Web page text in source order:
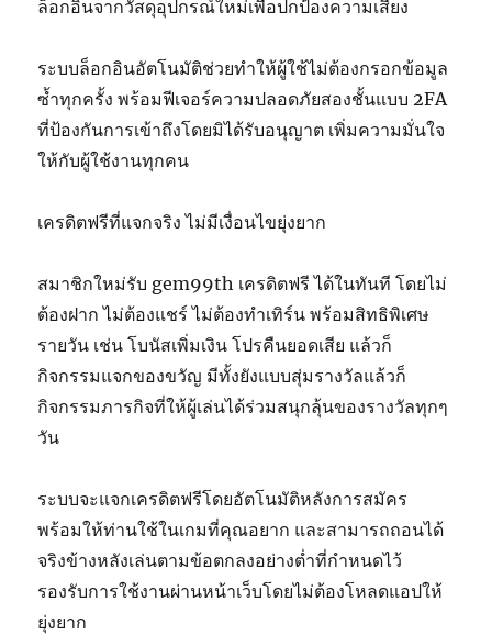
ล็อกอินจากวัสดุอุปกรณ์ใหม่เพื่อปกป้องความเสี่ยง
ระบบล็อกอินอัตโนมัติช่วยทำให้ผู้ใช้ไม่ต้องกรอกข้อมูล
ซ้ำทุกครั้ง พร้อมฟีเจอร์ความปลอดภัยสองชั้นแบบ 2FA
ที่ป้องกันการเข้าถึงโดยมิได้รับอนุญาต เพิ่มความมั่นใจ
ให้กับผู้ใช้งานทุกคน
เครดิตฟรีที่แจกจริง ไม่มีเงื่อนไขยุ่งยาก
สมาชิกใหม่รับ gem99th เครดิตฟรี ได้ในทันที โดยไม่
ต้องฝาก ไม่ต้องแชร์ ไม่ต้องทำเทิร์น พร้อมสิทธิพิเศษ
รายวัน เช่น โบนัสเพิ่มเงิน โปรคืนยอดเสีย แล้วก็
กิจกรรมแจกของขวัญ มีทั้งยังแบบสุ่มรางวัลแล้วก็
กิจกรรมภารกิจที่ให้ผู้เล่นได้ร่วมสนุกลุ้นของรางวัลทุกๆ
วัน
ระบบจะแจกเครดิตฟรีโดยอัตโนมัติหลังการสมัคร
พร้อมให้ท่านใช้ในเกมที่คุณอยาก และสามารถถอนได้
จริงข้างหลังเล่นตามข้อตกลงอย่างต่ำที่กำหนดไว้
รองรับการใช้งานผ่านหน้าเว็บโดยไม่ต้องโหลดแอปให้
ยุ่งยาก